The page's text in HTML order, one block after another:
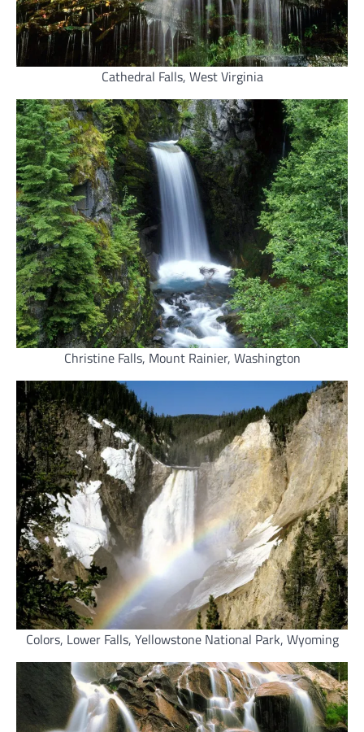
Cathedral Falls, West Virginia
Christine Falls, Mount Rainier, Washington
Colors, Lower Falls, Yellowstone National Park, Wyoming